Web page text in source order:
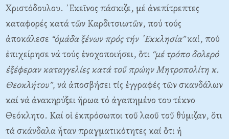
Χριστόδουλου. ᾿Εκεῖνος πάσκιζε, μέ ἀνεπίτρεπτες
καταφορές κατά τῶν Καρδιτσιωτῶν, πού τούς
ἀποκάλεσε “ὁμάδα ξένων πρός τήν ᾿Εκκλησία”καί, πού
ἐπιχείρησε νά τούς ἐνοχοποιήσει, ὅτι “μέ τρόπο δολερό
ἐξέφεραν καταγγελίες κατά τοῦ πρώην Μητροπολίτη κ.
Θεοκλήτου”, νά ἀποσβήσει τίς ἐγγραφές τῶν σκανδάλων
καί νά ἀνακηρύξει ἥρωα τό ἀγαπημένο του τέκνο
Θεόκλητο. Καί οἱ ἐκπρόσωποι τοῦ λαοῦ τοῦ θύμιζαν, ὅτι
τά σκάνδαλα ἦταν πραγματικότητες καί ὅτι ἡ